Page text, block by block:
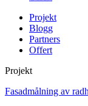
Projekt
Blogg
Partners
Offert
Projekt
Fasadmålning av